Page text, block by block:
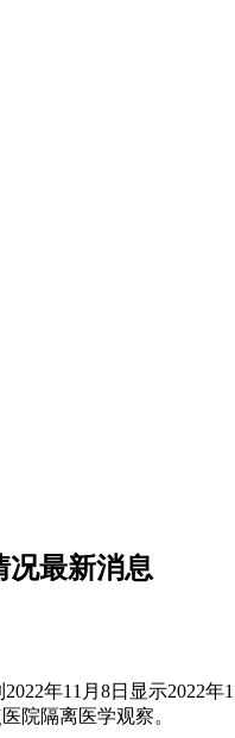
况最新消息
年11月8日显示2022
院隔离医学观察。